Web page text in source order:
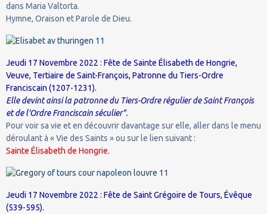
dans Maria Valtorta.
Hymne, Oraison et Parole de Dieu.
Jeudi 17 Novembre 2022 : Fête de Sainte Élisabeth de Hongrie,
Veuve, Tertiaire de Saint-François, Patronne du Tiers-Ordre
Franciscain (1207-1231).
Elle devint ainsi la patronne du Tiers-Ordre régulier de Saint François
et de l'Ordre Franciscain séculier".
Pour voir sa vie et en découvrir davantage sur elle, aller dans le menu
déroulant à « Vie des Saints » ou sur le lien suivant :
Sainte Élisabeth de Hongrie.
Jeudi 17 Novembre 2022 : Fête de Saint Grégoire de Tours, Évêque
(539-595).